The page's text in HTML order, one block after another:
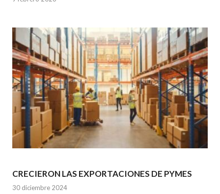
CRECIERON LAS EXPORTACIONES DE PYMES
30 diciembre 2024